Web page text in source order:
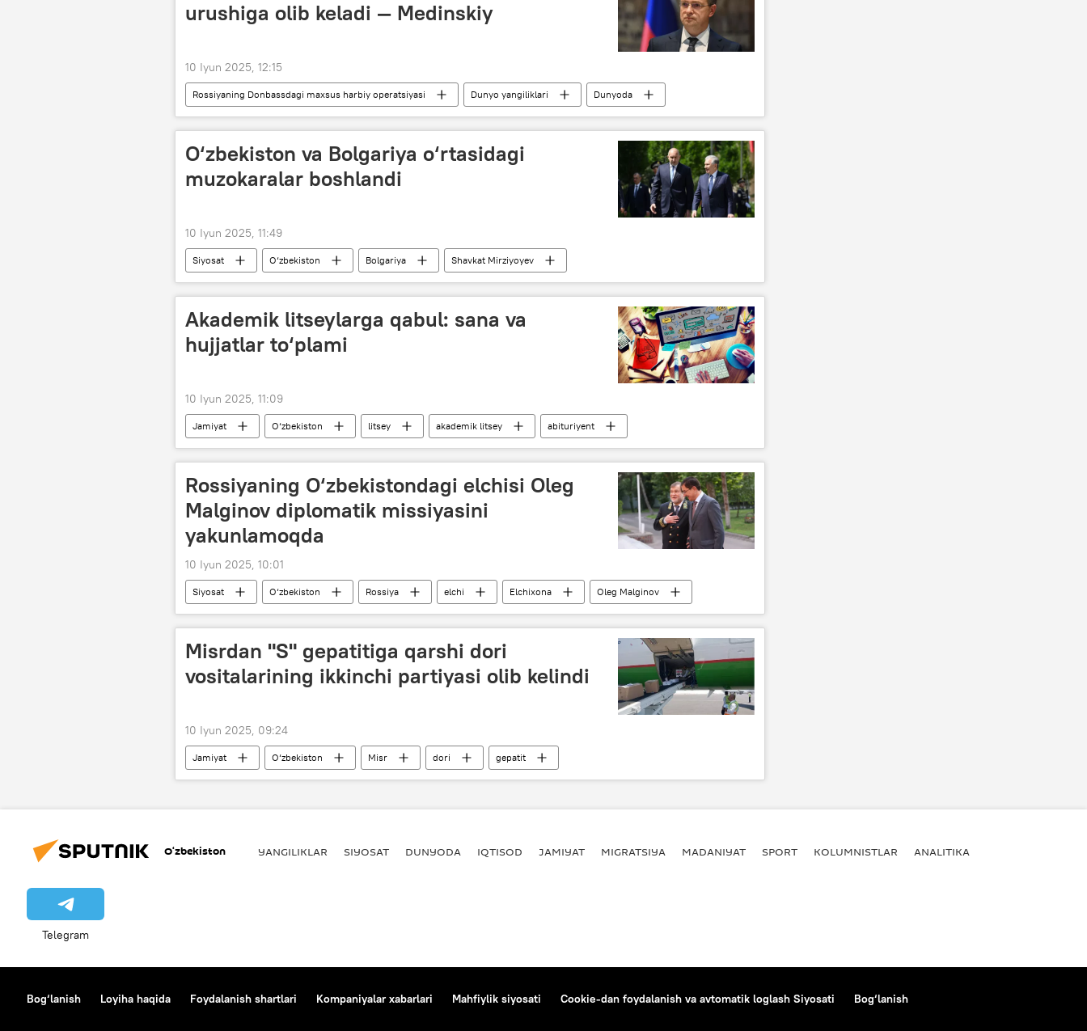
urushiga olib keladi — Medinskiy
10 Iyun 2025, 12:15
Rossiyaning Donbassdagi maxsus harbiy operatsiyasi Dunyo yangiliklari
Dunyoda
Rossiya
Ukraina G‘arb AQSh muzokaralar
O‘zbekiston va Bolgariya o‘rtasidagi
muzokaralar boshlandi
10 Iyun 2025, 11:49
Siyosat O‘zbekiston Bolgariya Shavkat Mirziyoyev
Akademik litseylarga qabul: sana va
hujjatlar to‘plami
10 Iyun 2025, 11:09
Jamiyat O‘zbekiston litsey akademik litsey abituriyent
Rossiyaning O‘zbekistondagi elchisi Oleg
Malginov diplomatik missiyasini
yakunlamoqda
10 Iyun 2025, 10:01
Siyosat O‘zbekiston Rossiya elchi Elchixona Oleg Malginov
Misrdan "S" gepatitiga qarshi dori
vositalarining ikkinchi partiyasi olib kelindi
10 Iyun 2025, 09:24
Jamiyat O‘zbekiston Misr dori gepatit
O‘zbekiston YANGILIKLAR SIYOSAT DUNYODA IQTISOD JAMIYAT MIGRATSIYA MADANIYAT SPORT KOLUMNISTLAR ANALITIKA
Telegram
Bog‘lanish Loyiha haqida Foydalanish shartlari Kompaniyalar xabarlari Mahfiylik siyosati Cookie-dan foydalanish va avtomatik loglash Siyosati Bog‘lanish